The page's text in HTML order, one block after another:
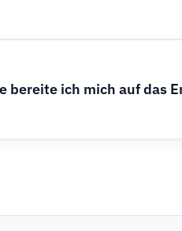
bereite ich mich auf das